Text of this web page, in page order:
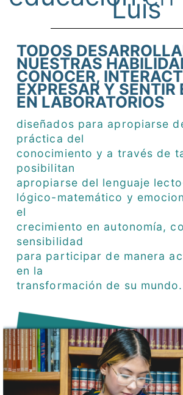
Luis
TODOS
NUESTRAS
CONOCER,
EXPRESAR Y SENTIR
EN LABORATORIOS
diseñados para apropiarse
práctica del
conocimiento y a través de
posibilitan
apropiarse del lenguaje
lógico-matemático y
el
crecimiento en autonomía,
sensibilidad
para participar de manera
en la
transformación de su mundo.